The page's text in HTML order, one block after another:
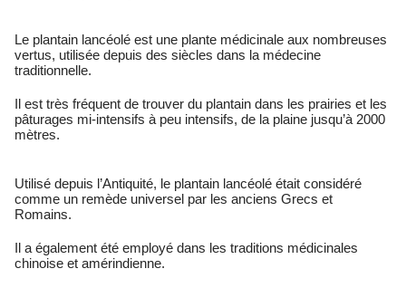
Le plantain lancéolé est une plante médicinale aux nombreuses
vertus, utilisée depuis des siècles dans la médecine
traditionnelle.
Il est très fréquent de trouver du plantain dans les prairies et les
pâturages mi-intensifs à peu intensifs, de la plaine jusqu’à 2000
mètres.
Utilisé depuis l’Antiquité, le plantain lancéolé était considéré
comme un remède universel par les anciens Grecs et
Romains.
Il a également été employé dans les traditions médicinales
chinoise et amérindienne.